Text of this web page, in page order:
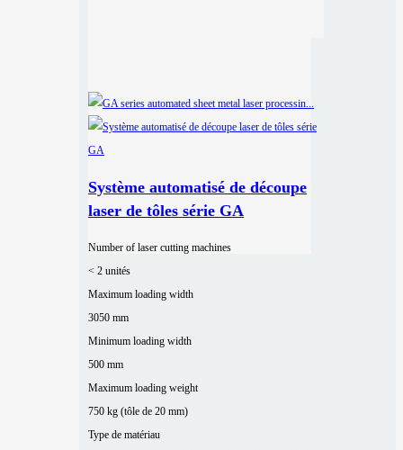
Système automatisé de découpe
laser de tôles série GA
Number of laser cutting machines
< 2 unités
Maximum loading width
3050 mm
Minimum loading width
500 mm
Maximum loading weight
750 kg (tôle de 20 mm)
Type de matériau